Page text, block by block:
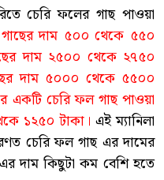
চেরি ফলের গাছ পাওয়া
গাছের দাম ৫০০ থেকে ৫৫০
দাম ২৫০০ থেকে ২৭৫০
দাম ৫০০০ থেকে ৫৫০০
একটি চেরি ফল গাছ পাওয়া
১২৫০ টাকা। এই ম্যানিলা
চেরি ফল গাছ এর দামের
দাম কিছুটা কম বেশি হতে